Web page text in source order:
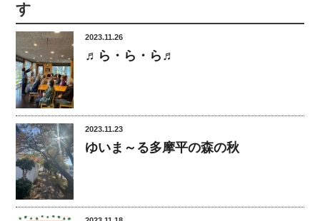
す
2023.11.26
♬ら・ら・ら♬
2023.11.23
ゆいま～る多摩平の森の秋